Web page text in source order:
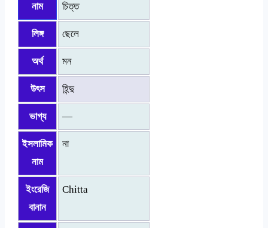
নাম চিত্ত
লিঙ্গ ছেলে
অর্থ মন
উৎস হিন্দু
ভাগ্য —
ইসলামিক
নাম
না
ইংরেজি
বানান
Chitta